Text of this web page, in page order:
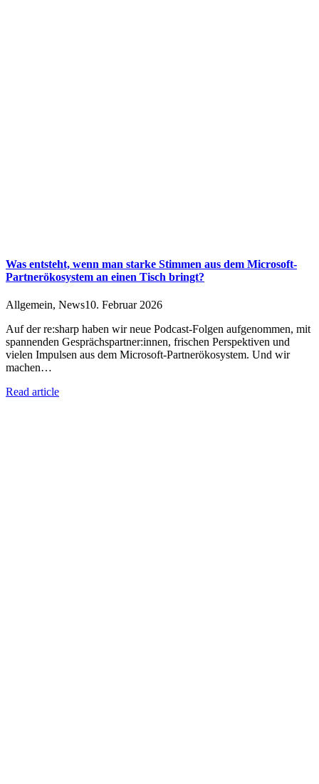
Was entsteht, wenn man starke Stimmen aus dem Microsoft-
Partnerökosystem an einen Tisch bringt?
Allgemein, News10. Februar 2026
Auf der re:sharp haben wir neue Podcast-Folgen aufgenommen, mit
spannenden Gesprächspartner:innen, frischen Perspektiven und
vielen Impulsen aus dem Microsoft-Partnerökosystem. Und wir
machen…
Read article